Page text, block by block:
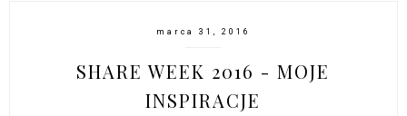
marca 31, 2016
SHARE WEEK 2016 - MOJE
INSPIRACJE